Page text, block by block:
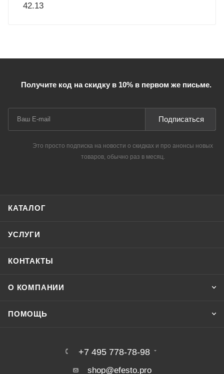
42.13
Получите код на скидку в 10% в первом же письме.
Подписаться
Это просто подписка на новости о скидках и про анонсы новых
товаров, обычно раз в месяц.
КАТАЛОГ
УСЛУГИ
КОНТАКТЫ
О КОМПАНИИ
ПОМОЩЬ
+7 495 778-78-98
shop@efesto.pro